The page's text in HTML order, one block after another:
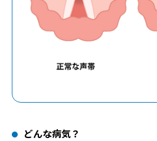
どんな病気？